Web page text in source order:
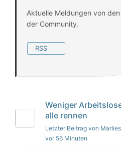
Aktuelle Meldungen von
der Community.
RSS
Weniger
alle rennen
Letzter Beitrag von
vor 56 Minuten